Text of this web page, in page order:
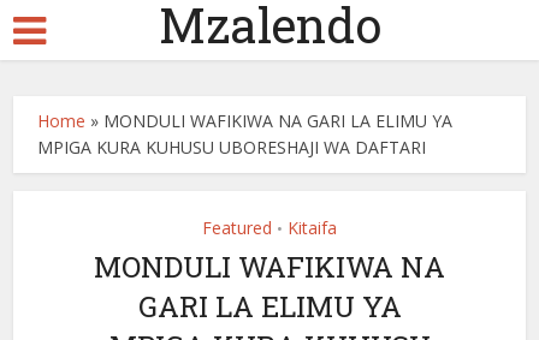
Mzalendo
Home » MONDULI WAFIKIWA NA GARI LA ELIMU YA
MPIGA KURA KUHUSU UBORESHAJI WA DAFTARI
Featured • Kitaifa
MONDULI WAFIKIWA NA
GARI LA ELIMU YA